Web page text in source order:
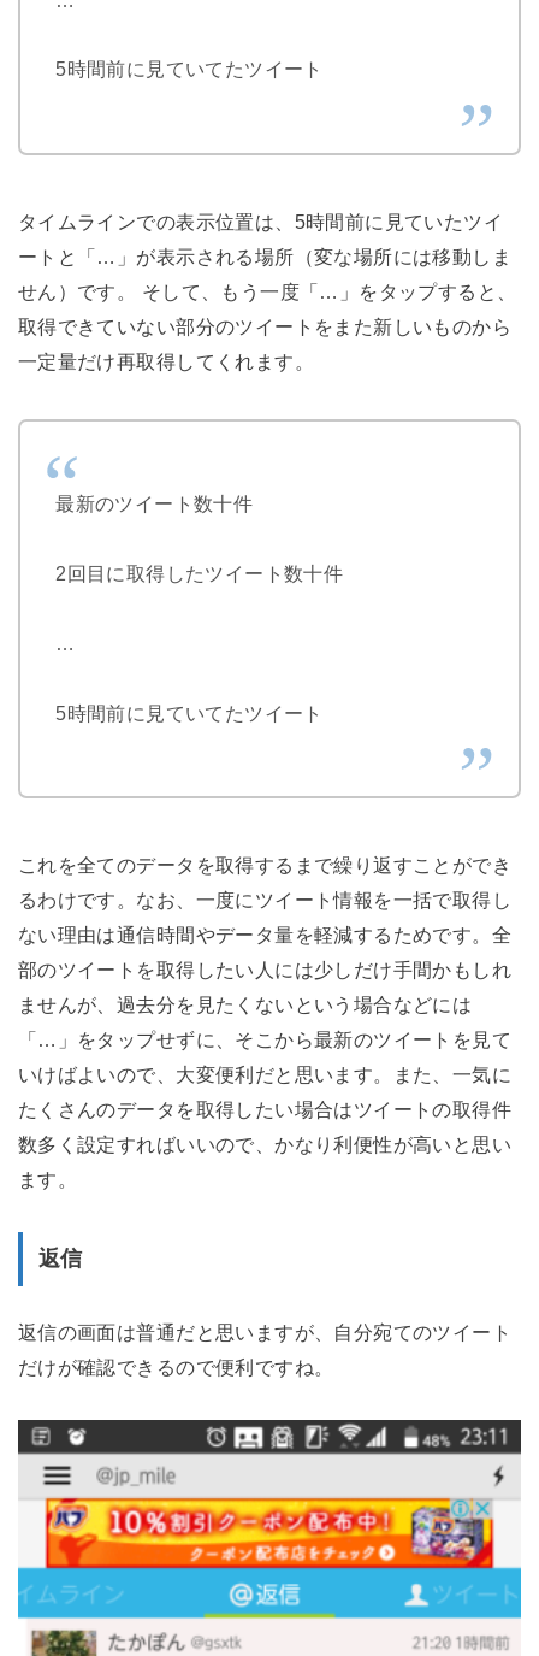
5時間前に見ていてたツイート
タイムラインでの表示位置は、5時間前に見ていたツイ
ートと「…」が表示される場所（変な場所には移動しま
せん）です。 そして、もう一度「…」をタップすると、
取得できていない部分のツイートをまた新しいものから
一定量だけ再取得してくれます。
最新のツイート数十件
2回目に取得したツイート数十件
…
5時間前に見ていてたツイート
これを全てのデータを取得するまで繰り返すことができ
るわけです。なお、一度にツイート情報を一括で取得し
ない理由は通信時間やデータ量を軽減するためです。全
部のツイートを取得したい人には少しだけ手間かもしれ
ませんが、過去分を見たくないという場合などには
「…」をタップせずに、そこから最新のツイートを見て
いけばよいので、大変便利だと思います。また、一気に
たくさんのデータを取得したい場合はツイートの取得件
数多く設定すればいいので、かなり利便性が高いと思い
ます。
返信
返信の画面は普通だと思いますが、自分宛てのツイート
だけが確認できるので便利ですね。